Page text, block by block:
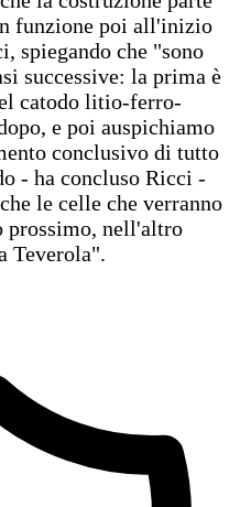
funzione poi all'inizio
spiegando che "sono
successive: la prima è
catodo litio-ferro-
e poi auspichiamo
conclusivo di tutto
- ha concluso Ricci -
le celle che verranno
prossimo, nell'altro
Teverola".